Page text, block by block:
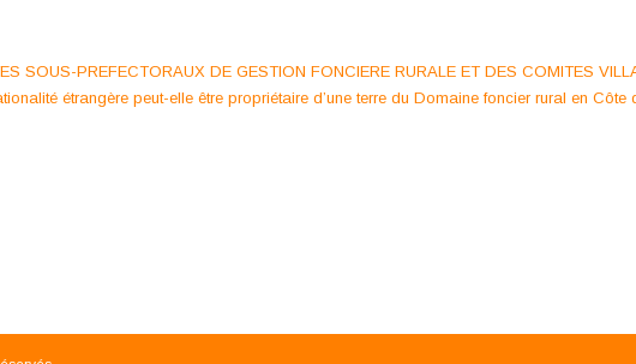
SOUS-PREFECTORAUX DE GESTION FONCIERE RURALE ET DES COMITES
étrangère peut-elle être propriétaire d’une terre du Domaine foncier rural en Côte